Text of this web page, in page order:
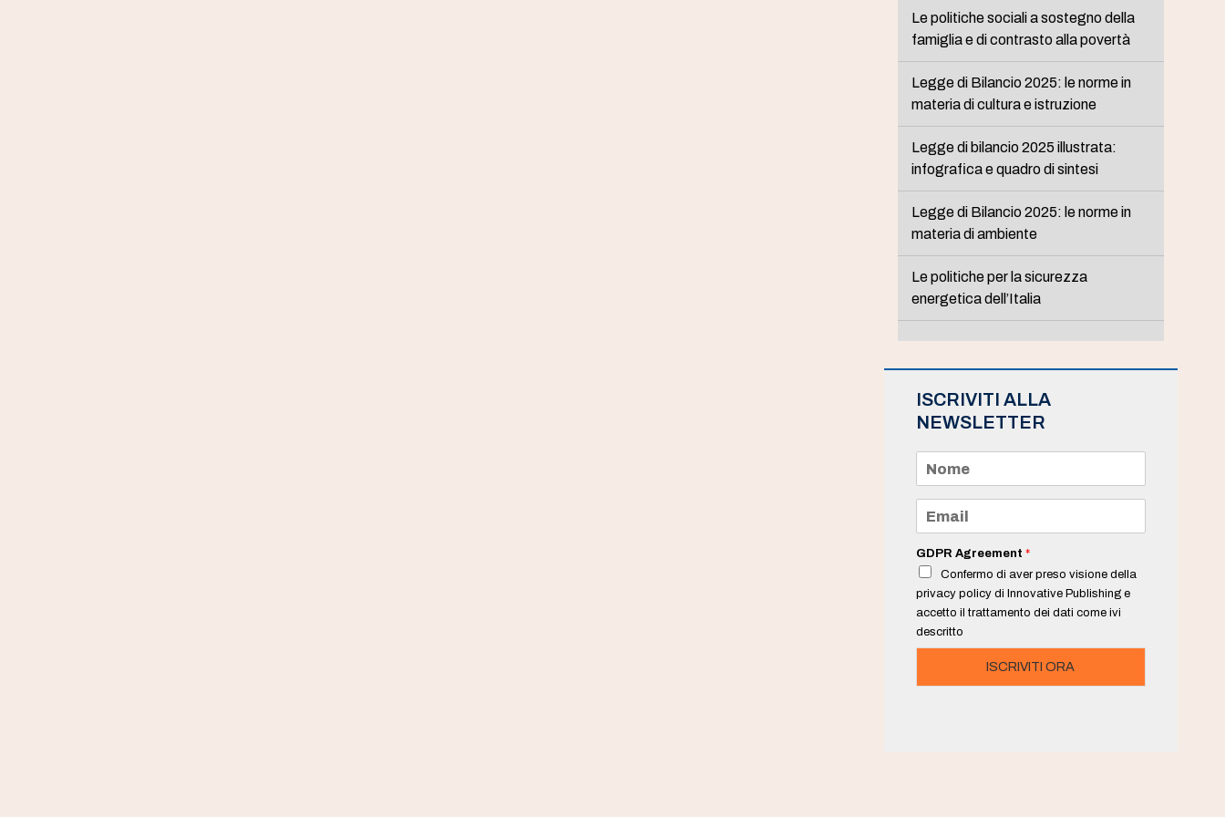
Le politiche sociali a sostegno della
famiglia e di contrasto alla povertà
Legge di Bilancio 2025: le norme in
materia di cultura e istruzione
Legge di bilancio 2025 illustrata:
infografica e quadro di sintesi
Legge di Bilancio 2025: le norme in
materia di ambiente
Le politiche per la sicurezza
energetica dell’Italia
ISCRIVITI ALLA
NEWSLETTER
m
e
a
i
*
GDPR Agreement *
Confermo di aver preso visione della
privacy policy di Innovative Publishing e
accetto il trattamento dei dati come ivi
descritto
ISCRIVITI ORA